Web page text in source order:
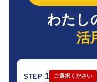
わたし
活
STEP 1 ご選択ください